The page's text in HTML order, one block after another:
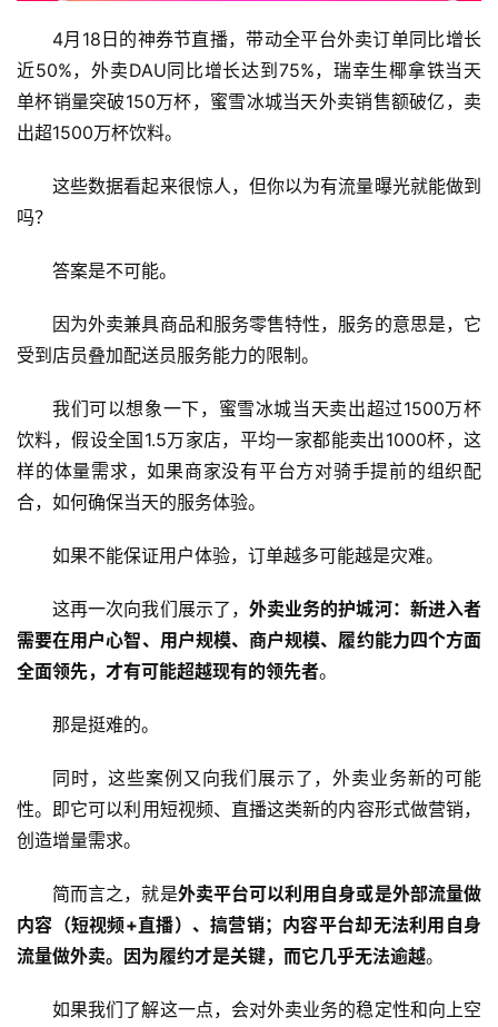
首
4月18日的神券节直播，带动全平台外卖订单同比增长
近50%，外卖DAU同比增长达到75%，瑞幸生椰拿铁当天
单杯销量突破150万杯，蜜雪冰城当天外卖销售额破亿，卖
出超1500万杯饮料。
这些数据看起来很惊人，但你以为有流量曝光就能做到
吗？
答案是不可能。
因为外卖兼具商品和服务零售特性，服务的意思是，它
受到店员叠加配送员服务能力的限制。
我们可以想象一下，蜜雪冰城当天卖出超过1500万杯
饮料，假设全国1.5万家店，平均一家都能卖出1000杯，这
样的体量需求，如果商家没有平台方对骑手提前的组织配
合，如何确保当天的服务体验。
如果不能保证用户体验，订单越多可能越是灾难。
这再一次向我们展示了， 外卖业务的护城河：新进入者
需要在用户心智、用户规模、商户规模、履约能力四个方面
全面领先，才有可能超越现有的领先者。
那是挺难的。
同时，这些案例又向我们展示了，外卖业务新的可能
性。即它可以利用短视频、直播这类新的内容形式做营销，
创造增量需求。
简而言之，就是外卖平台可以利用自身或是外部流量做
内容（短视频+直播）、搞营销；内容平台却无法利用自身
流量做外卖。因为履约才是关键，而它几乎无法逾越。
如果我们了解这一点，会对外卖业务的稳定性和向上空